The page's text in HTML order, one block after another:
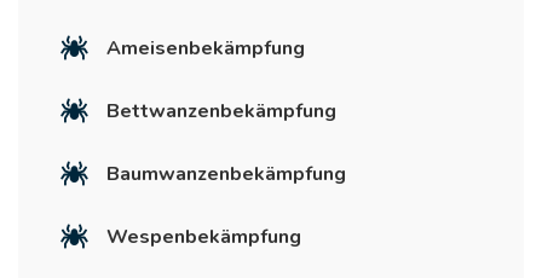
Ameisenbekämpfung
Bettwanzenbekämpfung
Baumwanzenbekämpfung
Wespenbekämpfung